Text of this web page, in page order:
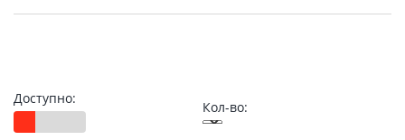
Доступно:
Кол-во: